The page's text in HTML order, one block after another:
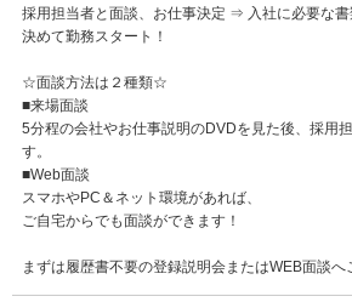
採用担当者と面談、お仕事決定 ⇒ 入社に必要な
決めて勤務スタート！
☆面談方法は２種類☆
■来場面談
5分程の会社やお仕事説明のDVDを見た後、採用
す。
■Web面談
スマホやPC＆ネット環境があれば、
ご自宅からでも面談ができます！
まずは履歴書不要の登録説明会またはWEB面談へ